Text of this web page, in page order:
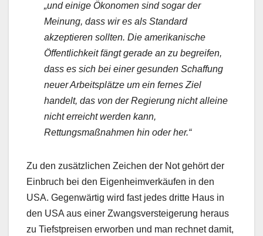
„und einige Ökonomen sind sogar der
Meinung, dass wir es als Standard
akzeptieren sollten. Die amerikanische
Öffentlichkeit fängt gerade an zu begreifen,
dass es sich bei einer gesunden Schaffung
neuer Arbeitsplätze um ein fernes Ziel
handelt, das von der Regierung nicht alleine
nicht erreicht werden kann,
Rettungsmaßnahmen hin oder her.“
Zu den zusätzlichen Zeichen der Not gehört der
Einbruch bei den Eigenheimverkäufen in den
USA. Gegenwärtig wird fast jedes dritte Haus in
den USA aus einer Zwangsversteigerung heraus
zu Tiefstpreisen erworben und man rechnet damit,